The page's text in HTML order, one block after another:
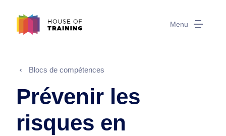
Menu
Blocs de compétences
Prévenir les
risques en